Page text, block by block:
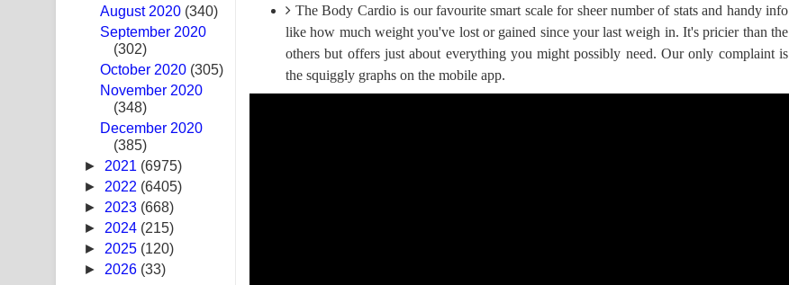
Awanken Song Lyrics - අවංකෙන් ගීතයේ පද පෙළ
Pa Sina Song Lyrics - පෑ සිනා ගීතයේ පද පෙළ
Akahe Indala Song Lyrics - ආකාහේ ඉඳලා ගීතයේ පද පෙළ
Raawaya Song Lyrics - රාවය ගීතයේ පද පෙළ
Saddeta Denna Song Lyrics - සද්දෙට දෙන්න ගීතයේ පද පෙළ
August 2020 (340)
September 2020
(302)
October 2020 (305)
November 2020
(348)
December 2020
(385)
► 2021 (6975)
► 2022 (6405)
► 2023 (668)
► 2024 (215)
► 2025 (120)
► 2026 (33)
The Body Cardio is our favourite smart scale for sheer number of stats and handy info
like how much weight you've lost or gained since your last weigh in. It's pricier than the
others but offers just about everything you might possibly need. Our only complaint is
the squiggly graphs on the mobile app.